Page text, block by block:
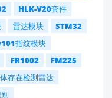
HLK-V20套件
雷达模块
STM32
指纹模块
FR1002
FM225
存在检测雷达